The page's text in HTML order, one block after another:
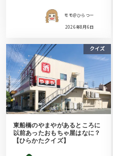
モモ＠ひらつー
2026年8月6日
クイズ
東船橋のやまやがあるところに
以前あったおもちゃ屋はなに？
【ひらかたクイズ】